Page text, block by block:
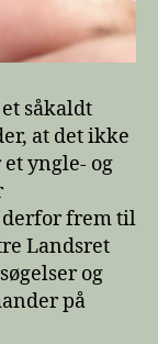
såkaldt
at det ikke
yngle- og
derfor frem til
Landsret
og
på